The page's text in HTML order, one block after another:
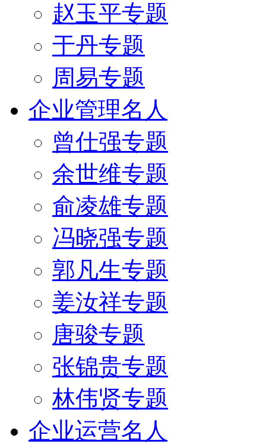
赵玉平专题
于丹专题
周易专题
企业管理名人
曾仕强专题
余世维专题
俞凌雄专题
冯晓强专题
郭凡生专题
姜汝祥专题
唐骏专题
张锦贵专题
林伟贤专题
企业运营名人